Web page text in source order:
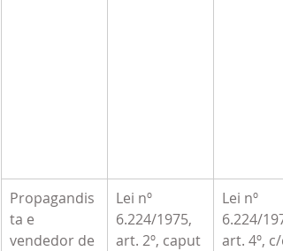
Propagandis
ta e
vendedor de
Lei nº
6.224/1975,
art. 2º, caput
Lei nº
6.224/
art. 4º, c/c